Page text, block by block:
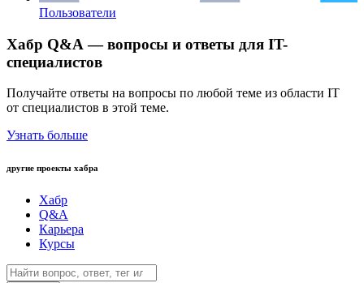
Пользователи
Хабр Q&A — вопросы и ответы для IT-
специалистов
Получайте ответы на вопросы по любой теме из области IT
от специалистов в этой теме.
Узнать больше
другие проекты хабра
Хабр
Q&A
Карьера
Курсы